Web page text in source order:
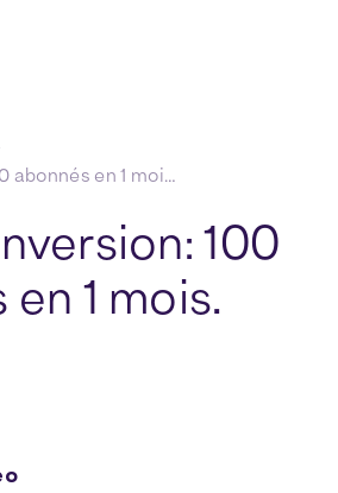
Blog-conversion: 100 abonnés en 1 mois. Merci !
100
1 mois.